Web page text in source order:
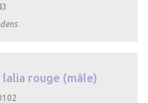
lalia rouge (mâle)